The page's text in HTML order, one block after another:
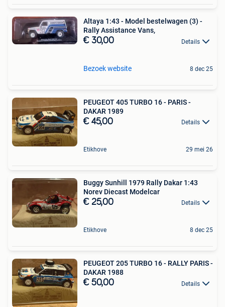
Altaya 1:43 - Model bestelwagen (3) -
Rally Assistance Vans,
€ 30,00 Details
Bezoek website 8 dec 25
PEUGEOT 405 TURBO 16 - PARIS -
DAKAR 1989
€ 45,00 Details
Etikhove 29 mei 26
Buggy Sunhill 1979 Rally Dakar 1:43
Norev Diecast Modelcar
€ 25,00 Details
Etikhove 8 dec 25
PEUGEOT 205 TURBO 16 - RALLY PARIS -
DAKAR 1988
€ 50,00 Details